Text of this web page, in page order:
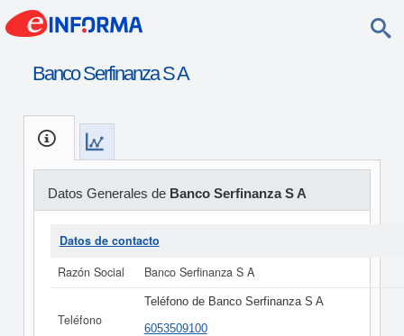
Banco Serfinanza S A
Datos Generales de Banco Serfinanza S A
Datos de contacto
Razón Social
Banco Serfinanza S A
Teléfono
Teléfono de Banco Serfinanza S A
6053509100